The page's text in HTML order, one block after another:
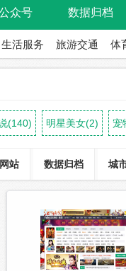
众号 数据归档
生活服务 旅游交通 体
(140) 明星美女(2) 宠
站 数据归档 城